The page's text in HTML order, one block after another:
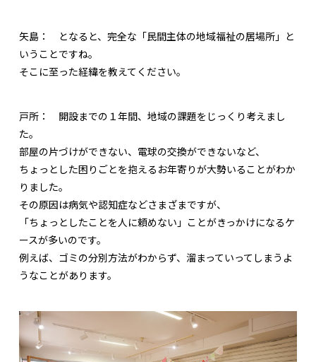
矢島： となると、完全な「民間主体の地域福祉の居場所」と
いうことですね。
そこに至った経緯を教えてください。
戸所： 開設までの１年間、地域の課題をじっくり考えまし
た。
部屋の片づけができない、電球の交換ができないなど、
ちょっとした困りごとを抱えるお年寄りが大勢いることがわか
りました。
その原因は病気や認知症などさまざまですが、
「ちょっとしたことを人に頼めない」ことがきっかけになるケ
ースが多いのです。
例えば、ゴミの分別方法がわからず、溜まっていってしまうよ
うなことがあります。